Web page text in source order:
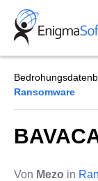
Skip
content
Ransomware
Von Mezo in